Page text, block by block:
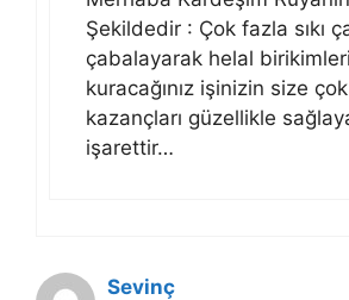
Şekildedir : Çok fazla sıkı
çabalayarak helal
kuracağınız işinizin size
kazançları güzellikle
işarettir…
Sevinç